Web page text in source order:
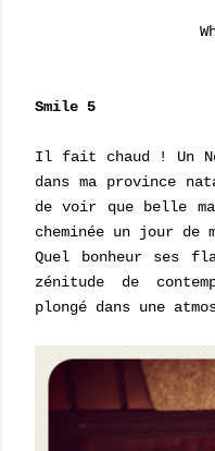
Smile 5
Il fait chaud ! Un
dans ma province
de voir que belle
cheminée un jour de
Quel bonheur ses
zénitude de
plongé dans une